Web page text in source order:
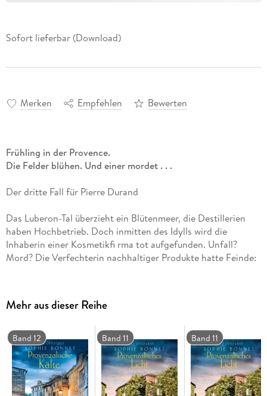
Sofort lieferbar (Download)
Merken Empfehlen Bewerten
Frühling in der Provence.
Die Felder blühen. Und einer mordet . . .
Der dritte Fall für Pierre Durand
Das Luberon-Tal überzieht ein Blütenmeer, die Destillerien
haben Hochbetrieb. Doch inmitten des Idylls wird die
Inhaberin einer Kosmetikfi rma tot aufgefunden. Unfall?
Mord? Die Verfechterin nachhaltiger Produkte hatte Feinde:
Ermittlungen führen Pierre Durand in die Tiefen eines
Rosenkriegs . . .
Götz Otto macht mit seiner warmen Stimme das
Hörvergnügen perfekt. (der-hoerspiegel. de)
Mehr aus dieser Reihe
Band 12 Band 11 Band 11